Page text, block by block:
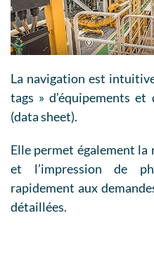
La navigation est
tags » d’équipements
(data sheet).
Elle permet également la
et l’impression de
rapidement aux
détaillées.